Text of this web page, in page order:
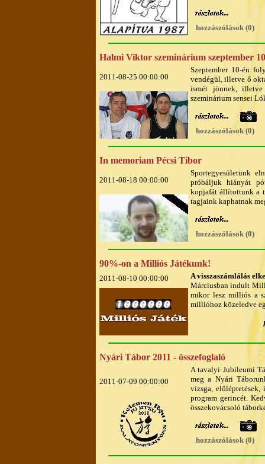
hozzászólások (0)
Halmi Viktor szeminárium szeptember
2011-08-25 00:00:00
Szeptember 10-én
vendégül, illetve ő
ismét jönnek,
szeminárium sensei
hozzászólások (0)
In memoriam Pécsi Tibor
2011-08-18 00:00:00
Sportegyesületünk
próbáljuk hiányát
kopjafát állítottunk a
tagjaink kaphatnak
hozzászólások (0)
90%-on a Milliós Játékunk!
2011-08-10 00:00:00
A visszaszámlálás
Márciusban indult
mikor lesz milliós a
millióhoz közeledve
Nyári Tábor 2011 - összefoglaló
2011-07-09 00:00:00
A tavalyi Jubileumi
meg a Nyári
vizsga,
program gerincét.
összekovácsoló
hozzászólások (0)